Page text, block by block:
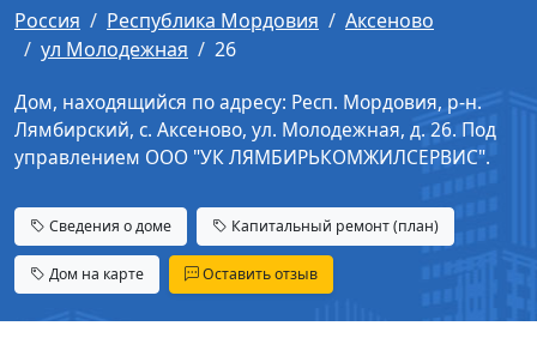
Россия Республика Мордовия
Аксеново
ул Молодежная
26
Дом, находящийся по адресу: Респ. Мордовия, р-н.
Лямбирский, с. Аксеново, ул. Молодежная, д. 26. Под
управлением ООО "УК ЛЯМБИРЬКОМЖИЛСЕРВИС".
Сведения о доме Капитальный ремонт (план)
Дом на карте Оставить отзыв